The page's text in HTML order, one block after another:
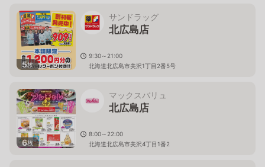
5枚
サンドラッグ
北広島店
9:30～21:00
北海道北広島市美沢1丁目2番5号
6枚
マックスバリュ
北広島店
8:00～22:00
北海道北広島市美沢4丁目1番2